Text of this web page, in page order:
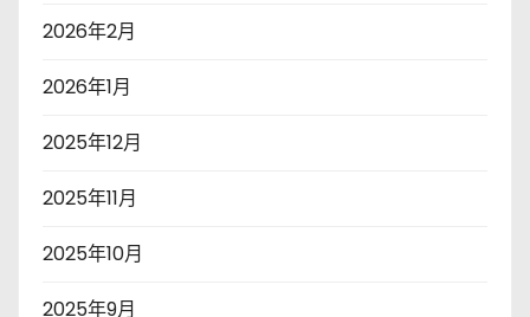
2026年2月
2026年1月
2025年12月
2025年11月
2025年10月
2025年9月